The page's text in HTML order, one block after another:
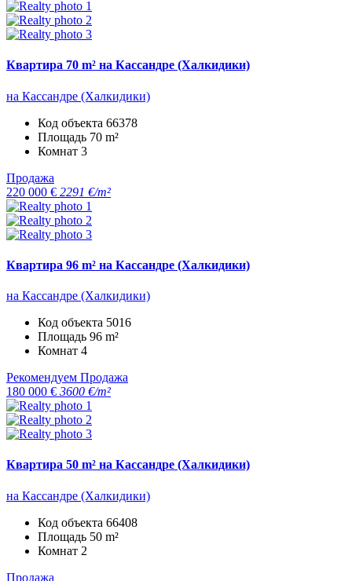
Квартира 70 m² на Кассандре (Халкидики)
на Кассандре (Халкидики)
Код объекта 66378
Площадь 70 m²
Комнат 3
Продажа
220 000 € 2291 €/m²
Квартира 96 m² на Кассандре (Халкидики)
на Кассандре (Халкидики)
Код объекта 5016
Площадь 96 m²
Комнат 4
Рекомендуем Продажа
180 000 € 3600 €/m²
Квартира 50 m² на Кассандре (Халкидики)
на Кассандре (Халкидики)
Код объекта 66408
Площадь 50 m²
Комнат 2
Продажа